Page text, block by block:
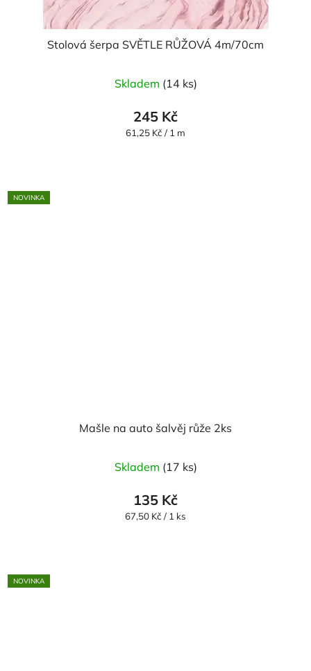
Stolová šerpa SVĚTLE RŮŽOVÁ 4m/70cm
Skladem (14 ks)
245 Kč
Měrná
61,25 Kč / 1 m
NOVINKA
Mašle na auto šalvěj růže 2ks
Skladem (17 ks)
135 Kč
Měrná
67,50 Kč / 1 ks
NOVINKA